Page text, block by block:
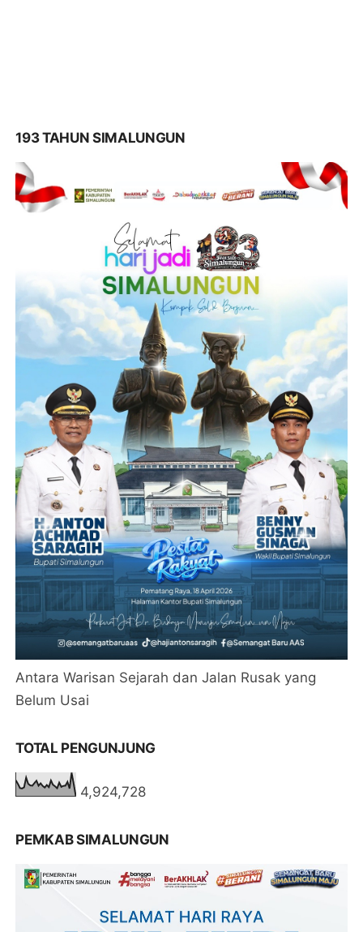
193 TAHUN SIMALUNGUN
Antara Warisan Sejarah dan Jalan Rusak yang
Belum Usai
TOTAL PENGUNJUNG
4,924,728
PEMKAB SIMALUNGUN